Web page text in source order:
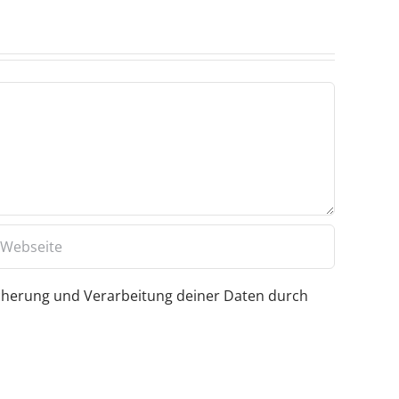
und Verarbeitung deiner Daten durch